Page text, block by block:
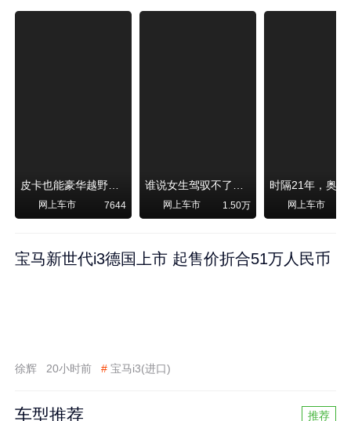
皮卡也能豪华越野！纵横F700上市，限时卖29.99万起
网上车市 7644
谁说女生驾驭不了大SUV？看我开问界M6驰骋坝上草原！
网上车市 1.50万 网上车市
宝马新世代i3德国上市 起售价折合51万人民币
徐辉 20小时前 # 宝马i3(进口)
车型推荐 推荐